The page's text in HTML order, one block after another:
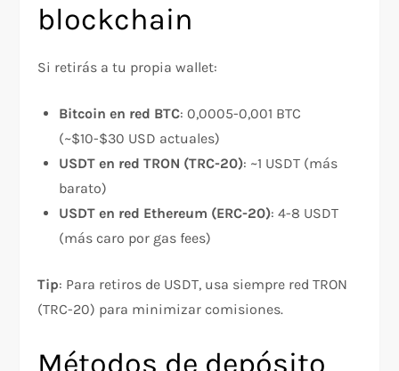
blockchain
Si retirás a tu propia wallet:
Bitcoin en red BTC: 0,0005-0,001 BTC
(~$10-$30 USD actuales)​
USDT en red TRON (TRC-20): ~1 USDT (más
barato)​
USDT en red Ethereum (ERC-20): 4-8 USDT
(más caro por gas fees)​
Tip: Para retiros de USDT, usa siempre red TRON
(TRC-20) para minimizar comisiones.​
Métodos de depósito